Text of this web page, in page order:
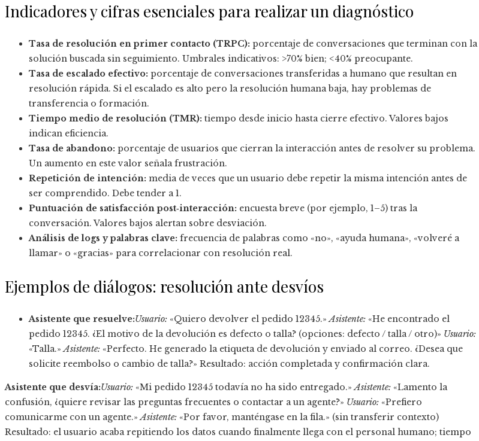
Indicadores y cifras esenciales para realizar un diagnóstico
Tasa de resolución en primer contacto (TRPC): porcentaje de conversaciones que terminan con la
solución buscada sin seguimiento. Umbrales indicativos: >70% bien; <40% preocupante.
Tasa de escalado efectivo: porcentaje de conversaciones transferidas a humano que resultan en
resolución rápida. Si el escalado es alto pero la resolución humana baja, hay problemas de
transferencia o formación.
Tiempo medio de resolución (TMR): tiempo desde inicio hasta cierre efectivo. Valores bajos
indican eficiencia.
Tasa de abandono: porcentaje de usuarios que cierran la interacción antes de resolver su problema.
Un aumento en este valor señala frustración.
Repetición de intención: media de veces que un usuario debe repetir la misma intención antes de
ser comprendido. Debe tender a 1.
Puntuación de satisfacción post‑interacción: encuesta breve (por ejemplo, 1–5) tras la
conversación. Valores bajos alertan sobre desviación.
Análisis de logs y palabras clave: frecuencia de palabras como «no», «ayuda humana», «volveré a
llamar» o «gracias» para correlacionar con resolución real.
Ejemplos de diálogos: resolución ante desvíos
Asistente que resuelve:Usuario: «Quiero devolver el pedido 12345.»Asistente: «He encontrado el
pedido 12345. ¿El motivo de la devolución es defecto o talla? (opciones: defecto / talla / otro)» Usuario:
«Talla.»Asistente: «Perfecto. He generado la etiqueta de devolución y enviado al correo. ¿Desea que
solicite reembolso o cambio de talla?» Resultado: acción completada y confirmación clara.
Asistente que desvía:Usuario: «Mi pedido 12345 todavía no ha sido entregado.»Asistente: «Lamento la
confusión, ¿quiere revisar las preguntas frecuentes o contactar a un agente?» Usuario: «Prefiero
comunicarme con un agente.»Asistente: «Por favor, manténgase en la fila.» (sin transferir contexto)
Resultado: el usuario acaba repitiendo los datos cuando finalmente llega con el personal humano; tiempo